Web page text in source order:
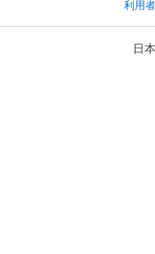
利用
日